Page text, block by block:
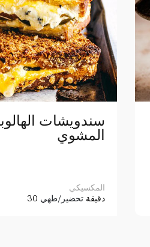
سندويشات
المشوي
المكسيكي
30 دقيقة تحضير/طهي